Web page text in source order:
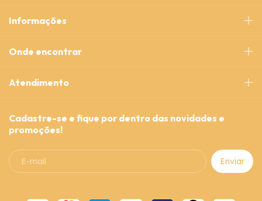
Informações
Onde encontrar
Atendimento
Cadastre-se e fique por dentro das novidades e
promoções!